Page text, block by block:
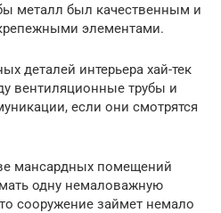
металл был качественным и
элементами.
деталей интерьера хай-тек
вентиляционные трубы и
если они смотрятся
мансардных помещений
одну немаловажную
сооружение займет немало